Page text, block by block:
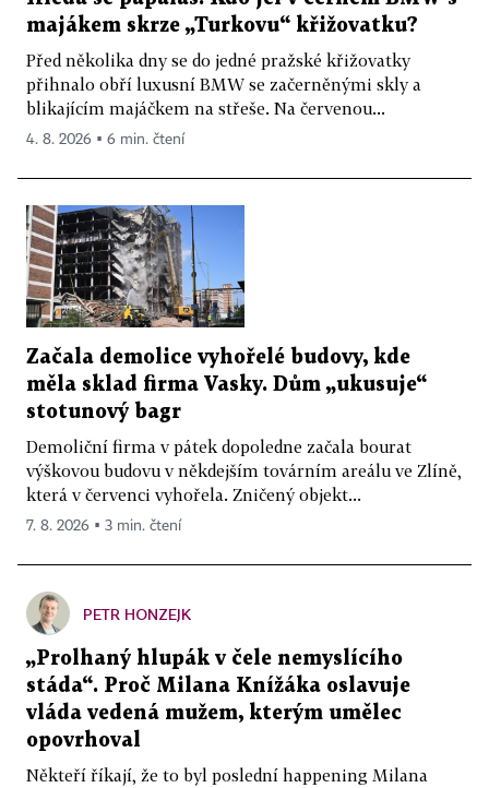
majákem skrze „Turkovu“ křižovatku?
Před několika dny se do jedné pražské křižovatky
přihnalo obří luxusní BMW se začerněnými skly a
blikajícím majáčkem na střeše. Na červenou...
4. 8. 2026 ▪ 6 min. čtení
Začala demolice vyhořelé budovy, kde
měla sklad firma Vasky. Dům „ukusuje“
stotunový bagr
Demoliční firma v pátek dopoledne začala bourat
výškovou budovu v někdejším továrním areálu ve Zlíně,
která v červenci vyhořela. Zničený objekt...
7. 8. 2026 ▪ 3 min. čtení
PETR HONZEJK
„Prolhaný hlupák v čele nemyslícího
stáda“. Proč Milana Knížáka oslavuje
vláda vedená mužem, kterým umělec
opovrhoval
Někteří říkají, že to byl poslední happening Milana